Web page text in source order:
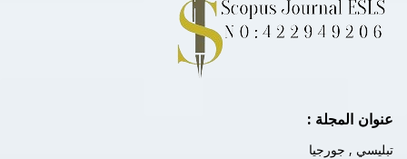
عنوان المجلة :
تبليسي , جورجيا